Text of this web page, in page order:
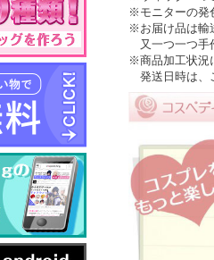
※モニターの発
※お届け品は輸
又一つ一つ手
※商品加工状況
発送日時は、